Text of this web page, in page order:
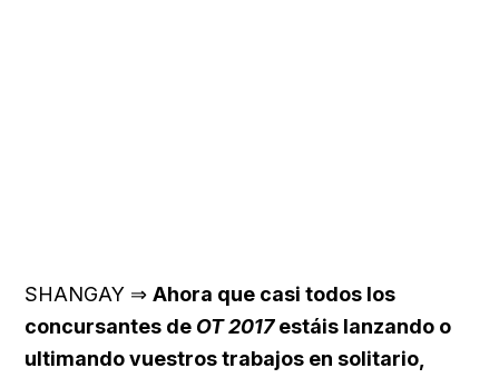
SHANGAY ⇒ Ahora que casi todos los
concursantes de OT 2017estáis lanzando o
ultimando vuestros trabajos en solitario,